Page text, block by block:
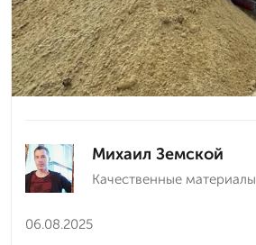
Михаил Земской
Качественные материалы
06.08.2025